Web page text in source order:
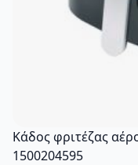
Κάδος φριτέζας
1500204595